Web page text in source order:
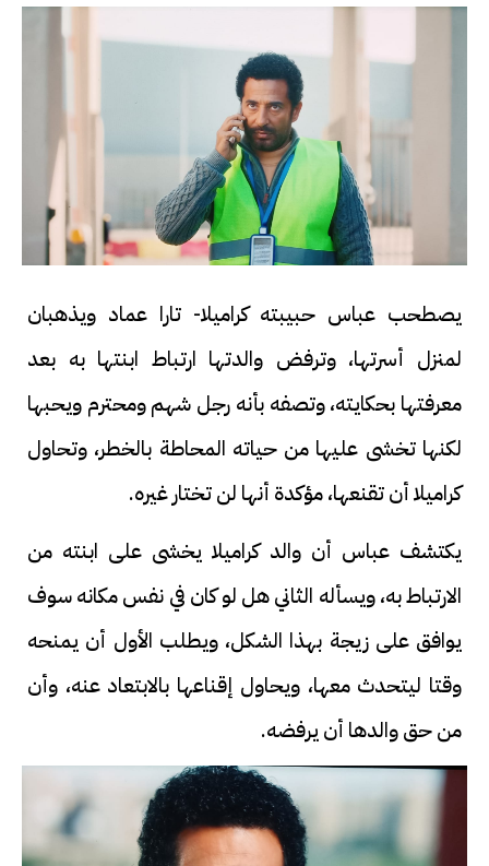
يصطحب عباس حبيبته كراميلا- تارا عماد ويذهبان
لمنزل أسرتها، وترفض والدتها ارتباط ابنتها به بعد
معرفتها بحكايته، وتصفه بأنه رجل شهم ومحترم ويحبها
لكنها تخشى عليها من حياته المحاطة بالخطر، وتحاول
كراميلا أن تقنعها، مؤكدة أنها لن تختار غيره.
يكتشف عباس أن والد كراميلا يخشى على ابنته من
الارتباط به، ويسأله الثاني هل لو كان في نفس مكانه سوف
يوافق على زيجة بهذا الشكل، ويطلب الأول أن يمنحه
وقتا ليتحدث معها، ويحاول إقناعها بالابتعاد عنه، وأن
من حق والدها أن يرفضه.